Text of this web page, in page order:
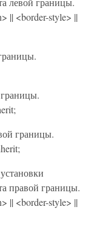
|| <border-style> ||
границы.
границы.
правой границы.
|| <border-style> ||